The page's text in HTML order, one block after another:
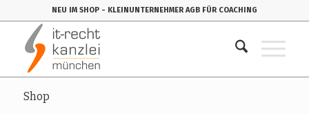
NEU IM SHOP - KLEINUNTERNEHMER AGB FÜR COACHING
Shop